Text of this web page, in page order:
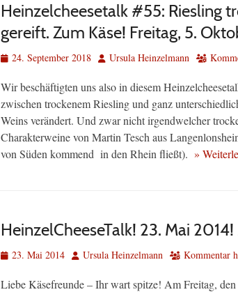
Heinzelcheesetalk #55: Riesling
gereift. Zum Käse! Freitag, 5.
Veröffentlicht
24. September 2018 AutorUrsula Heinzelmann
Wir beschäftigten uns also in diesem
zwischen trockenem Riesling und ganz
Weins verändert. Und zwar nicht irgendwelcher
Charakterweine von Martin Tesch aus
von Süden kommend in den Rhein fließt). »
HeinzelCheeseTalk! 23. Mai
Veröffentlicht
23. Mai 2014 AutorUrsula Heinzelmann Kommentar
Liebe Käsefreunde – Ihr wart spitze! Am Freitag,